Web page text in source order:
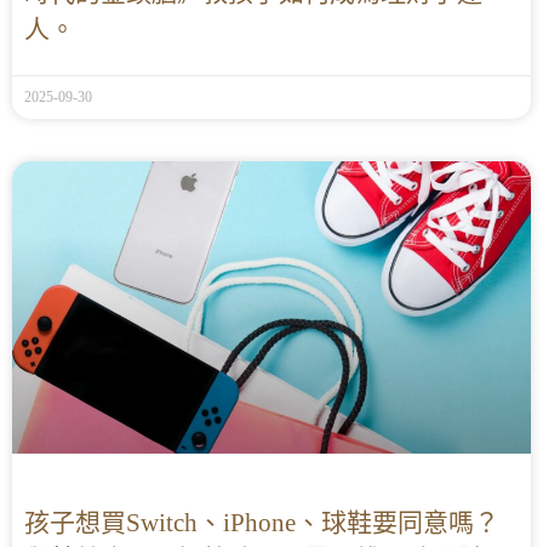
人。
2025-09-30
孩子想買Switch、iPhone、球鞋要同意嗎？